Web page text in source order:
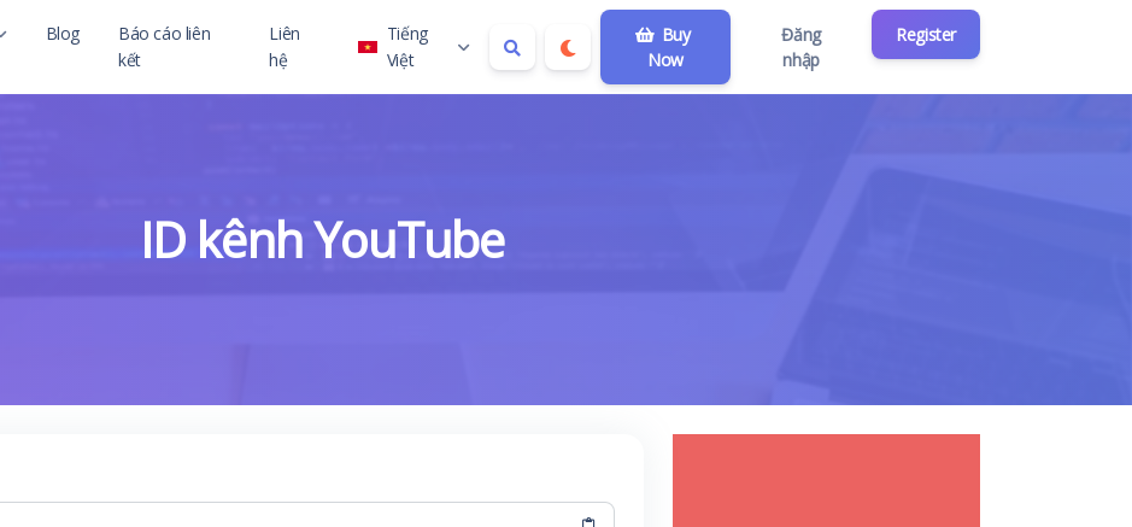
Buy
Now
Đăng
nhập
Register
Blog
Báo cáo liên
kết
Liên
hệ
Tiếng
Việt
Français
ID kênh YouTube